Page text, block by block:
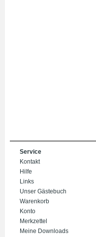
Service
Kontakt
Hilfe
Links
Unser Gästebuch
Warenkorb
Konto
Merkzettel
Meine Downloads